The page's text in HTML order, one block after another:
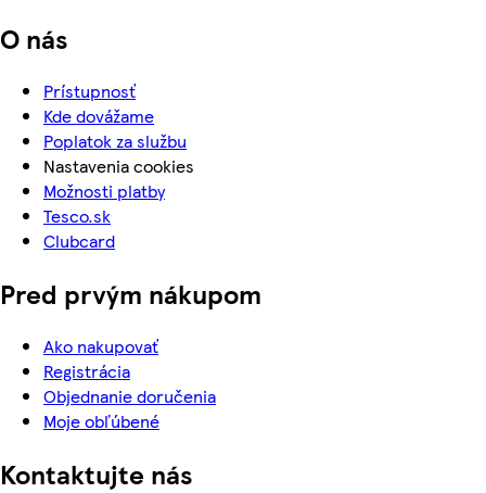
O nás
Prístupnosť
Kde dovážame
Poplatok za službu
Nastavenia cookies
Možnosti platby
Tesco.sk
Clubcard
Pred prvým nákupom
Ako nakupovať
Registrácia
Objednanie doručenia
Moje obľúbené
Kontaktujte nás